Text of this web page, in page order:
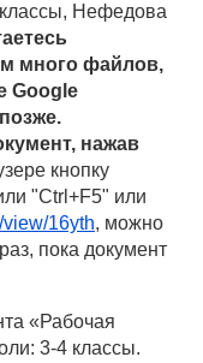
Нефедова
много файлов,
Google
нажав
кнопку
"Ctrl+F5" или
view/16yth, можно
пока документ
«Рабочая
3-4 классы.